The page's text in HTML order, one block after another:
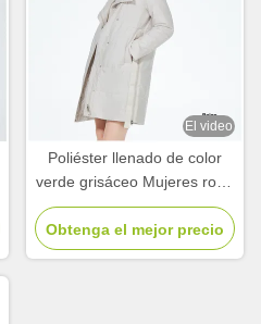
El video
Poliéster llenado de color
verde grisáceo Mujeres ropa
exterior de invierno Casual
chaquetas de primavera
para el uso
Obtenga el mejor precio